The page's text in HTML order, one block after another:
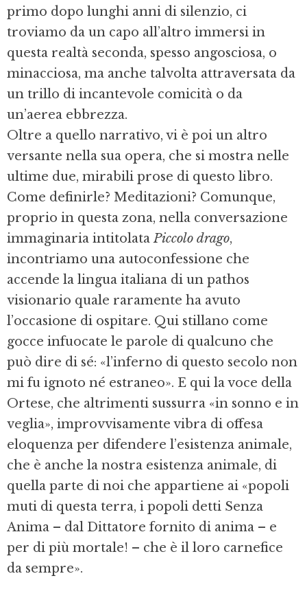
primo dopo lunghi anni di silenzio, ci
troviamo da un capo all’altro immersi in
questa realtà seconda, spesso angosciosa, o
minacciosa, ma anche talvolta attraversata da
un trillo di incantevole comicità o da
un’aerea ebbrezza.
Oltre a quello narrativo, vi è poi un altro
versante nella sua opera, che si mostra nelle
ultime due, mirabili prose di questo libro.
Come definirle? Meditazioni? Comunque,
proprio in questa zona, nella conversazione
immaginaria intitolataPiccolo drago,
incontriamo una autoconfessione che
accende la lingua italiana di un pathos
visionario quale raramente ha avuto
l’occasione di ospitare. Qui stillano come
gocce infuocate le parole di qualcuno che
può dire di sé: «l’inferno di questo secolo non
mi fu ignoto né estraneo». E qui la voce della
Ortese, che altrimenti sussurra «in sonno e in
veglia», improvvisamente vibra di offesa
eloquenza per difendere l’esistenza animale,
che è anche la nostra esistenza animale, di
quella parte di noi che appartiene ai «popoli
muti di questa terra, i popoli detti Senza
Anima – dal Dittatore fornito di anima – e
per di più mortale! – che è il loro carnefice
da sempre».